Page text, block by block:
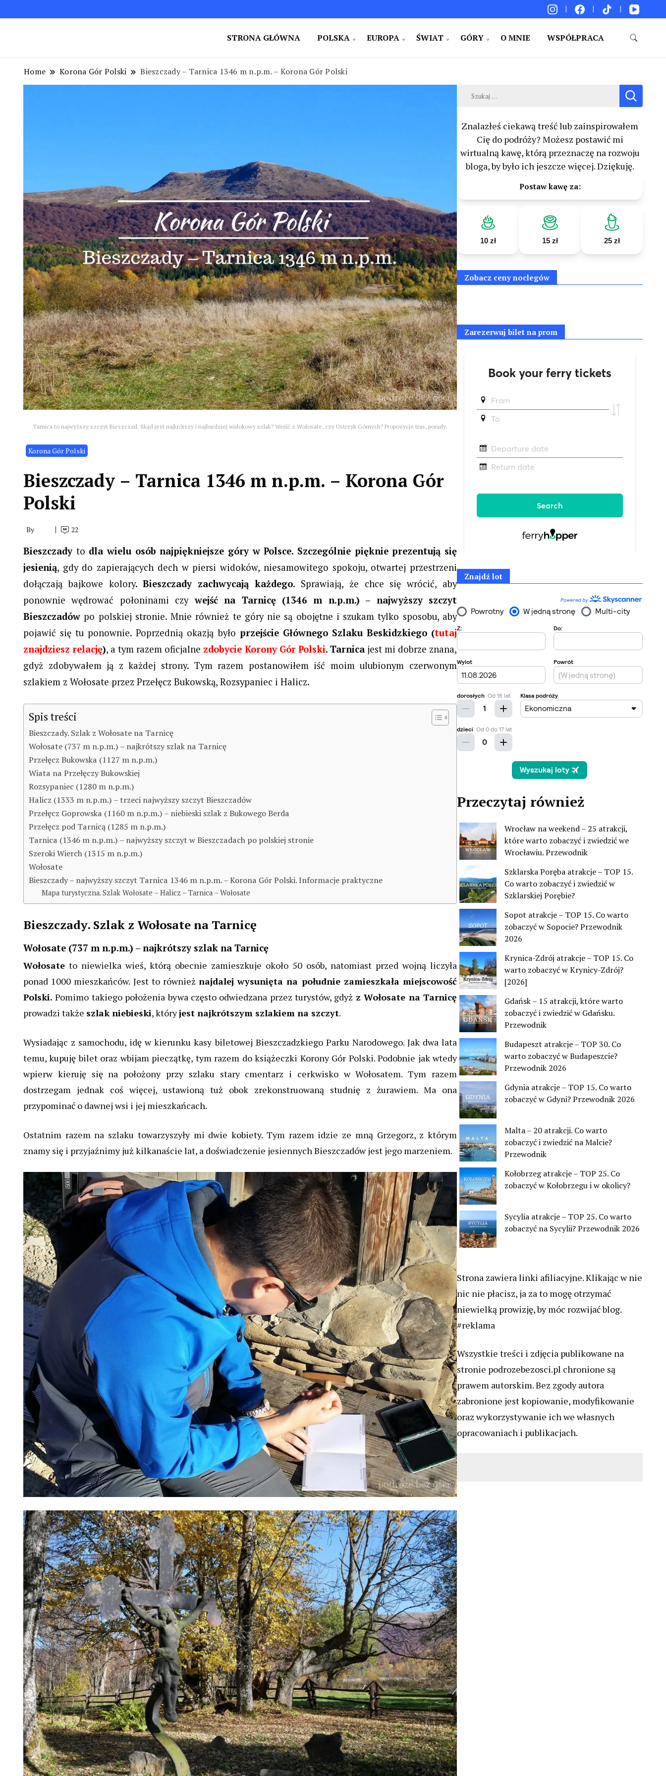
STRONA GŁÓWNA POLSKA EUROPA ŚWIAT GÓRY O MNIE WSPÓŁPRACA
Home Korona Gór Polski Bieszczady – Tarnica 1346 m n.p.m. – Korona Gór Polski
Tarnica to najwyższy szczyt Bieszczad. Skąd jest najkrótszy i najbardziej widokowy szlak? Wejść z Wołosate, czy Ustrzyk Górnych? Propozycje tras, porady.
Korona Gór Polski
Bieszczady – Tarnica 1346 m n.p.m. – Korona Gór
Polski
By 22
Bieszczadyto dla wielu osób najpiękniejsze góry w Polsce. Szczególnie pięknie prezentują się
jesienią, gdy do zapierających dech w piersi widoków, niesamowitego spokoju, otwartej przestrzeni
dołączają bajkowe kolory.Bieszczady zachwycają każdego. Sprawiają, że chce się wrócić, aby
ponownie wędrować połoninami czywejść na Tarnicę (1346 m n.p.m.) – najwyższy szczyt
Bieszczadów po polskiej stronie. Mnie również te góry nie są obojętne i szukam tylko sposobu, aby
pojawić się tu ponownie. Poprzednią okazją było przejście Głównego Szlaku Beskidzkiego (tutaj
znajdziesz relację), a tym razem oficjalne zdobycie Korony Gór Polski. Tarnica jest mi dobrze znana,
gdyż zdobywałem ją z każdej strony. Tym razem postanowiłem iść moim ulubionym czerwonym
szlakiem z Wołosate przez Przełęcz Bukowską, Rozsypaniec i Halicz.
Spis treści
Bieszczady. Szlak z Wołosate na Tarnicę
Wołosate (737 m n.p.m.) – najkrótszy szlak na Tarnicę
Przełęcz Bukowska (1127 m n.p.m.)
Wiata na Przełęczy Bukowskiej
Rozsypaniec (1280 m n.p.m.)
Halicz (1333 m n.p.m.) – trzeci najwyższy szczyt Bieszczadów
Przełęcz Goprowska (1160 m n.p.m.) – niebieski szlak z Bukowego Berda
Przełęcz pod Tarnicą (1285 m n.p.m.)
Tarnica (1346 m n.p.m.) – najwyższy szczyt w Bieszczadach po polskiej stronie
Szeroki Wierch (1315 m n.p.m.)
Wołosate
Bieszczady – najwyższy szczyt Tarnica 1346 m n.p.m. – Korona Gór Polski. Informacje praktyczne
Mapa turystyczna. Szlak Wołosate – Halicz – Tarnica – Wołosate
Bieszczady. Szlak z Wołosate na Tarnicę
Wołosate (737 m n.p.m.) – najkrótszy szlak na Tarnicę
Wołosate to niewielka wieś, którą obecnie zamieszkuje około 50 osób, natomiast przed wojną liczyła
ponad 1000 mieszkańców. Jest to równieżnajdalej wysunięta na południe zamieszkała miejscowość
Polski.Pomimo takiego położenia bywa często odwiedzana przez turystów, gdyż z Wołosate na Tarnicę
prowadzi także szlak niebieski, któryjest najkrótszym szlakiem na szczyt.
Wysiadając z samochodu, idę w kierunku kasy biletowej Bieszczadzkiego Parku Narodowego. Jak dwa lata
temu, kupuję bilet oraz wbijam pieczątkę, tym razem do książeczki Korony Gór Polski. Podobnie jak wtedy
wpierw kieruję się na położony przy szlaku stary cmentarz i cerkwisko w Wołosatem. Tym razem
dostrzegam jednak coś więcej, ustawioną tuż obok zrekonstruowaną studnię z żurawiem. Ma ona
przypominać o dawnej wsi i jej mieszkańcach.
Ostatnim razem na szlaku towarzyszyły mi dwie kobiety. Tym razem idzie ze mną Grzegorz, z którym
znamy się i przyjaźnimy już kilkanaście lat, a doświadczenie jesiennych Bieszczadów jest jego marzeniem.
Szukaj:
Znalazłeś ciekawą treść lub zainspirowałem
Cię do podróży? Możesz postawić mi
wirtualną kawę, którą przeznaczę na rozwoju
bloga, by było ich jeszcze więcej. Dziękuję.
Postaw kawę za:
10 zł 15 zł 25 zł
Zobacz ceny noclegów
Zarezerwuj bilet na prom
Znajdź lot
Przeczytaj również
Wrocław na weekend – 25 atrakcji,
które warto zobaczyć i zwiedzić we
Wrocławiu. Przewodnik
Szklarska Poręba atrakcje – TOP 15.
Co warto zobaczyć i zwiedzić w
Szklarskiej Porębie?
Sopot atrakcje – TOP 15. Co warto
zobaczyć w Sopocie? Przewodnik
2026
Krynica-Zdrój atrakcje – TOP 15. Co
warto zobaczyć w Krynicy-Zdrój?
[2026]
Gdańsk – 15 atrakcji, które warto
zobaczyć i zwiedzić w Gdańsku.
Przewodnik
Budapeszt atrakcje – TOP 30. Co
warto zobaczyć w Budapeszcie?
Przewodnik 2026
Gdynia atrakcje – TOP 15. Co warto
zobaczyć w Gdyni? Przewodnik 2026
Malta – 20 atrakcji. Co warto
zobaczyć i zwiedzić na Malcie?
Przewodnik
Kołobrzeg atrakcje – TOP 25. Co
zobaczyć w Kołobrzegu i w okolicy?
Sycylia atrakcje – TOP 25. Co warto
zobaczyć na Sycylii? Przewodnik 2026
Strona zawiera linki afiliacyjne. Klikając w nie
nic nie płacisz, ja za to mogę otrzymać
niewielką prowizję, by móc rozwijać blog.
#reklama
Wszystkie treści i zdjęcia publikowane na
stronie podrozebezosci.pl chronione są
prawem autorskim. Bez zgody autora
zabronione jest kopiowanie, modyfikowanie
oraz wykorzystywanie ich we własnych
opracowaniach i publikacjach.